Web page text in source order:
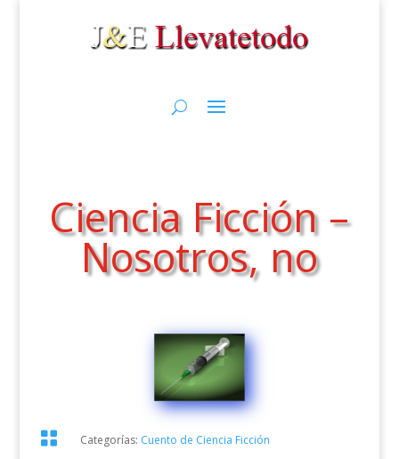
Ciencia Ficción –
Nosotros, no
 Categorías: Cuento de Ciencia Ficción